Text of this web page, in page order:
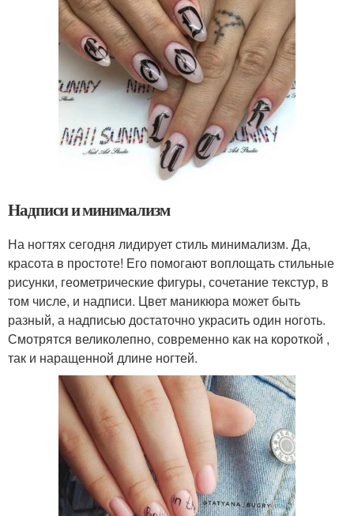
Надписи и минимализм
На ногтях сегодня лидирует стиль минимализм. Да,
красота в простоте! Его помогают воплощать стильные
рисунки, геометрические фигуры, сочетание текстур, в
том числе, и надписи. Цвет маникюра может быть
разный, а надписью достаточно украсить один ноготь.
Смотрятся великолепно, современно как на короткой ,
так и наращенной длине ногтей.